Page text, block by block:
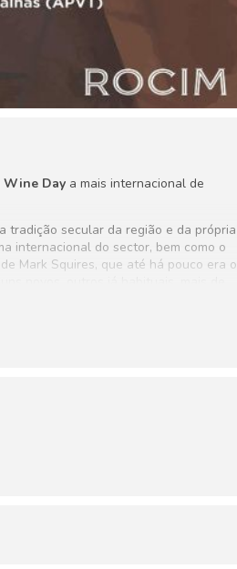
Wine Day a mais internacional de
tradição secular da região e da própria
internacional do sector, bem como o
Mark Squires, que até há pouco era o